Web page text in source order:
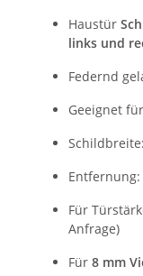
Haustür
links und
Federnd
Geeignet für
Schildbreite:
Entfernung:
Für
Anfrage)
Für 8 mm